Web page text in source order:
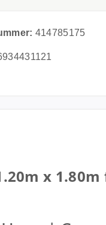
414785175
x 1.80m